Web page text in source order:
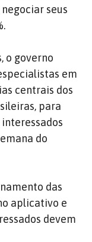
seus
o governo
em
centrais dos
para
do
das
aplicativo e
devem